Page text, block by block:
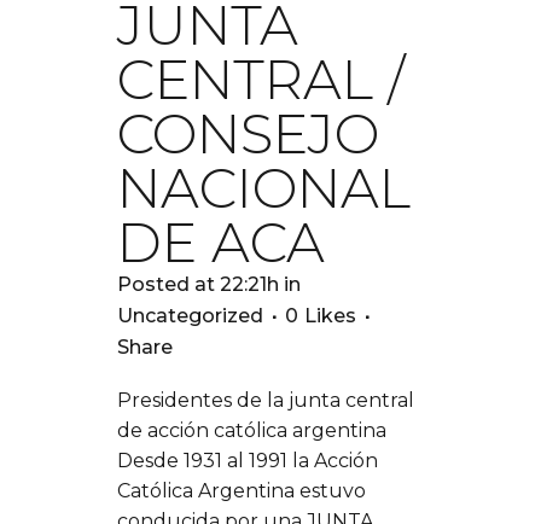
JUNTA
CENTRAL /
CONSEJO
NACIONAL
DE ACA
Posted at 22:21h in
Uncategorized
0 Likes
Share
Presidentes de la junta central
de acción católica argentina
Desde 1931 al 1991 la Acción
Católica Argentina estuvo